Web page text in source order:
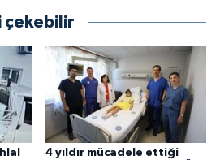
çekebilir
4 yıldır mücadele ettiği